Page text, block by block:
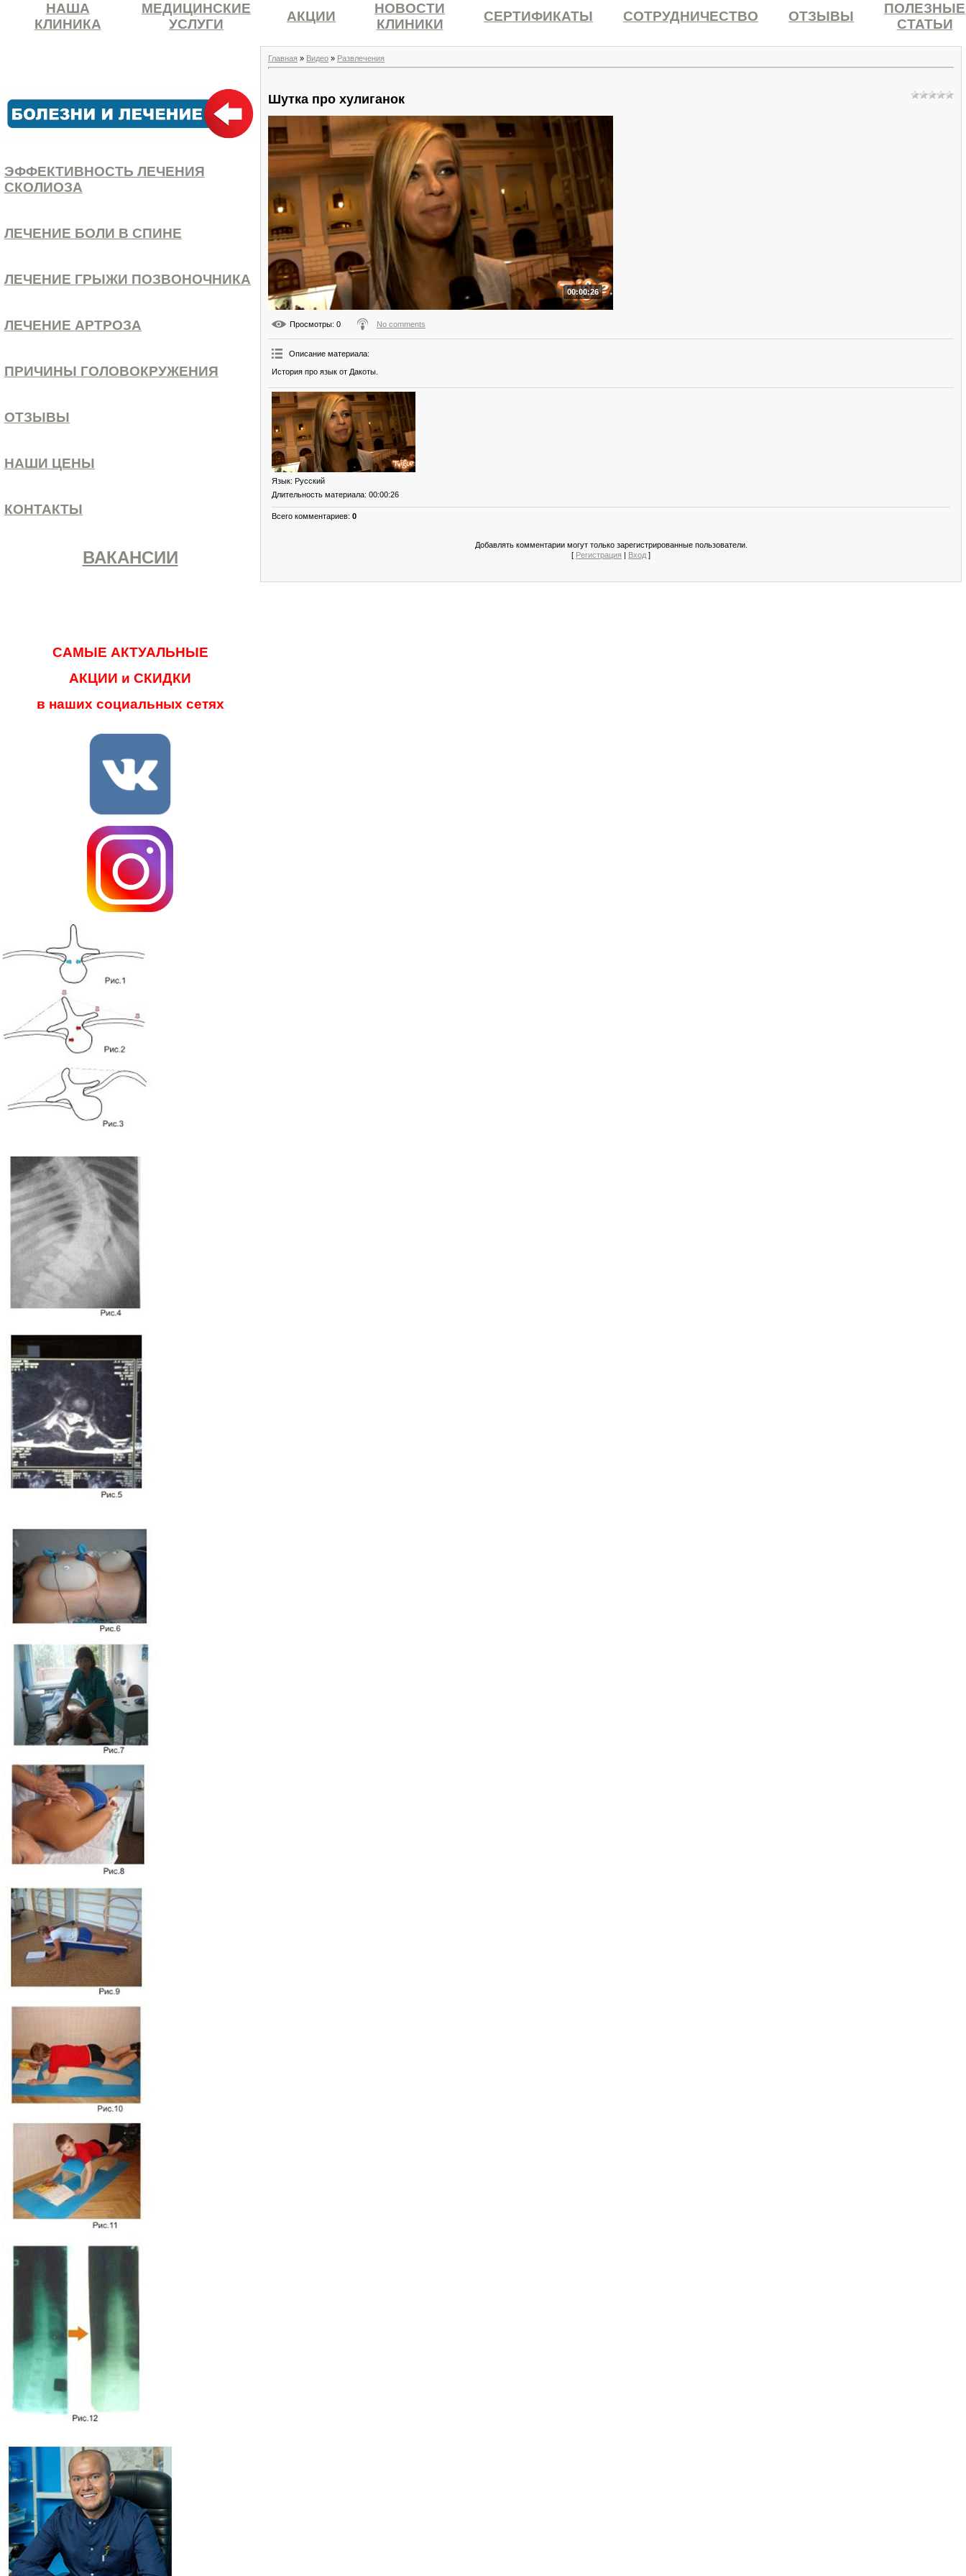
НАША
КЛИНИКА
МЕДИЦИНСКИЕ
УСЛУГИ
АКЦИИ
НОВОСТИ
КЛИНИКИ
СЕРТИФИКАТЫ СОТРУДНИЧЕСТВО ОТЗЫВЫ
ПОЛЕЗНЫЕ
СТАТЬИ
ЭФФЕКТИВНОСТЬ ЛЕЧЕНИЯ
СКОЛИОЗА
ЛЕЧЕНИЕ БОЛИ В СПИНЕ
ЛЕЧЕНИЕ ГРЫЖИ ПОЗВОНОЧНИКА
ЛЕЧЕНИЕ АРТРОЗА
ПРИЧИНЫ ГОЛОВОКРУЖЕНИЯ
ОТЗЫВЫ
НАШИ ЦЕНЫ
КОНТАКТЫ
ВАКАНСИИ
САМЫЕ АКТУАЛЬНЫЕ
АКЦИИ и СКИДКИ
в наших социальных сетях
Главная » Видео » Развлечения
Шутка про хулиганок
00:00:26
Просмотры: 0 No comments
Описание материала:
История про язык от Дакоты.
Язык: Русский
Длительность материала: 00:00:26
Всего комментариев: 0
Добавлять комментарии могут только зарегистрированные пользователи.
[ Регистрация Вход ]